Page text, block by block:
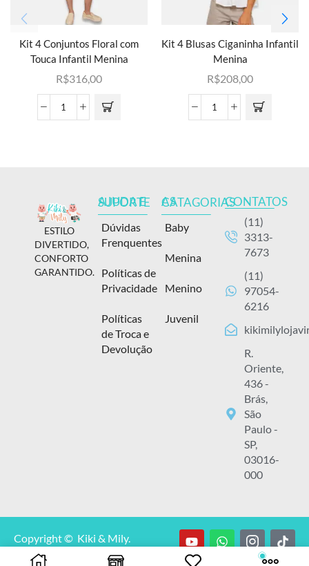
Kit 4 Conjuntos Floral com
Touca Infantil Menina
R$316,00
Kit 4 Blusas Ciganinha Infantil
Menina
R$208,00
ESTILO
DIVERTIDO,
CONFORTO
GARANTIDO.
AJUDA E SUPORTE
Dúvidas
Frenquentes
Políticas de
Privacidade
Políticas
de Troca e
Devolução
AS CATAGORIAS
Baby
Menina
Menino
Juvenil
CONTATOS
(11)
3313-
7673
(11)
97054-
6216
R.
Oriente,
436 -
Brás,
São
Paulo -
SP,
03016-
000
Copyright © Kiki & Mily.
CNPJ: 13.929.348/0001-00.